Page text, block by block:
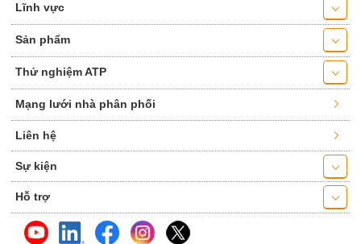
Lĩnh vực
Sản phẩm
Thử nghiệm ATP
Mạng lưới nhà phân phối
Liên hệ
Sự kiện
Hỗ trợ